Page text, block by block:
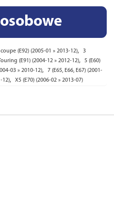
(E92) (2005-01 » 2013-12),
3
(E91) (2004-12 » 2012-12),
5 (E60)
03 » 2010-12),
7 (E65, E66, E67) (2001-
12), X5 (E70) (2006-02 » 2013-07)